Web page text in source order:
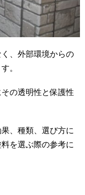
、外部環境からの
。
の透明性と保護性
、種類、選び方に
を選ぶ際の参考に